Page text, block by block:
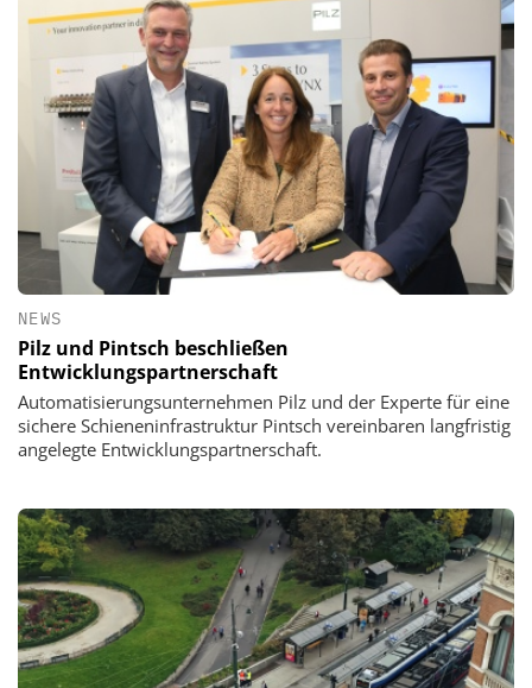
NEWS
Pilz und Pintsch beschließen
Entwicklungspartnerschaft
Automatisierungsunternehmen Pilz und der Experte für eine
sichere Schieneninfrastruktur Pintsch vereinbaren langfristig
angelegte Entwicklungspartnerschaft.